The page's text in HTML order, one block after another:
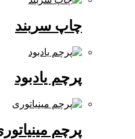
چاپ سربند
پرچم یادبود
پرچم مینیاتوری